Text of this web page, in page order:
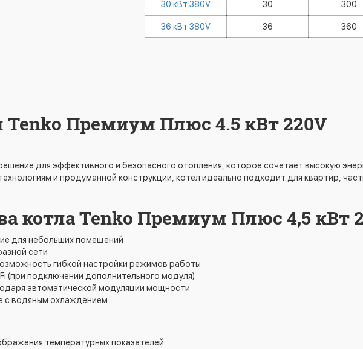
30 кВт 380V 30 300
36 кВт 380V 36 360
Tenko Премиум Плюс 4.5 кВт 220V
для эффективного и безопасного отопления, которое сочетает высокую
и продуманной конструкции, котел идеально подходит для квартир,
котла Tenko Премиум Плюс 4,5 кВт
для небольших помещений
сети
гибкой настройки режимов работы
(при подключении дополнительного модуля)
автоматической модуляции мощности
с водяным охлаждением
температурных показателей